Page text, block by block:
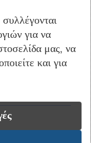
για να
μας, να
και για